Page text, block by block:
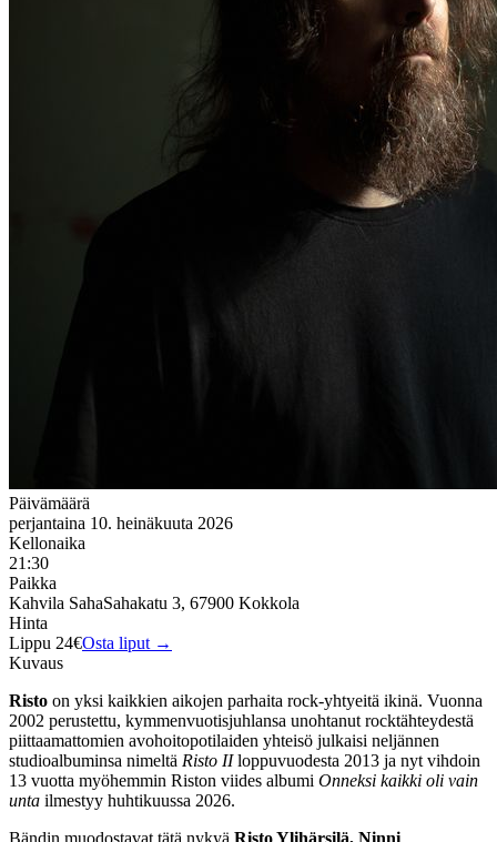
Päivämäärä
perjantaina 10. heinäkuuta 2026
Kellonaika
21:30
Paikka
Kahvila SahaSahakatu 3, 67900 Kokkola
Hinta
Lippu 24€Osta liput →
Kuvaus
Risto on yksi kaikkien aikojen parhaita rock-yhtyeitä ikinä. Vuonna
2002 perustettu, kymmenvuotisjuhlansa unohtanut rocktähteydestä
piittaamattomien avohoitopotilaiden yhteisö julkaisi neljännen
studioalbuminsa nimeltä Risto IIloppuvuodesta 2013 ja nyt vihdoin
13 vuotta myöhemmin Riston viides albumi Onneksi kaikki oli vain
unta ilmestyy huhtikuussa 2026.